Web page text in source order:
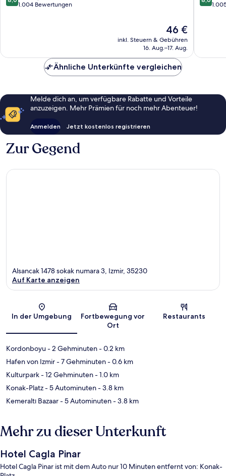
von1.004 Bewertungen
Der
Preis
beträgt
46 €
inkl. Steuern & Gebühren
16. Aug.–17. Aug.
von
Ähnliche Unterkünfte vergleichen
Melde dich an, um verfügbare Rabatte und Vorteile
anzuzeigen. Mehr Prämien für noch mehr Abenteuer!
Anmelden Jetzt kostenlos registrieren
Zur Gegend
Karte
Alsancak 1478 sokak numara 3, Izmir, 35230
Auf Karte anzeigen
In der Umgebung
Fortbewegung vor
Ort
Restaurants
Kordonboyu- 2 Gehminuten- 0.2 km
Hafen von Izmir- 7 Gehminuten- 0.6 km
Kulturpark- 12 Gehminuten- 1.0 km
Konak-Platz- 5 Autominuten- 3.8 km
Kemeraltı Bazaar- 5 Autominuten- 3.8 km
Mehr zu dieser Unterkunft
Hotel Cagla Pinar
Hotel Cagla Pinar ist mit dem Auto nur 10 Minuten entfernt von: Konak-